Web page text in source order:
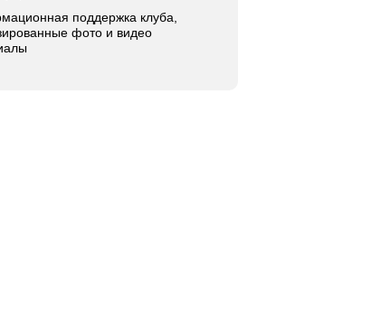
поддержка клуба,
фото и видео